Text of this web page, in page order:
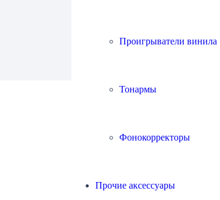
Проигрыватели винила
Тонармы
Фонокорректоры
Прочие аксессуары